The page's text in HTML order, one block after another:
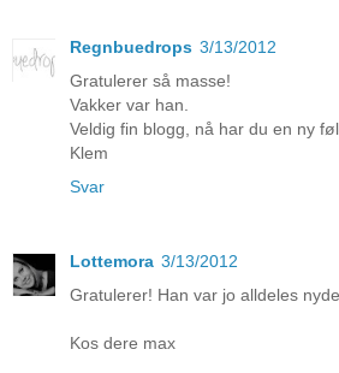
Regnbuedrops 3/13/2012
Gratulerer så masse!
Vakker var han.
Veldig fin blogg, nå har du en ny
Klem
Svar
Lottemora 3/13/2012
Gratulerer! Han var jo alldeles
Kos dere max